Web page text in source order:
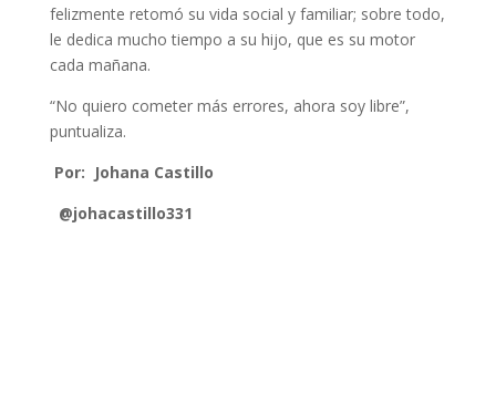
felizmente retomó su vida social y familiar; sobre todo,
le dedica mucho tiempo a su hijo, que es su motor
cada mañana.
“No quiero cometer más errores, ahora soy libre”,
puntualiza.
Por: Johana Castillo
@johacastillo331